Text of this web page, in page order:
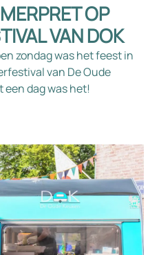
OP
VAN DOK
zondag was het feest in
van De Oude
een dag was het!